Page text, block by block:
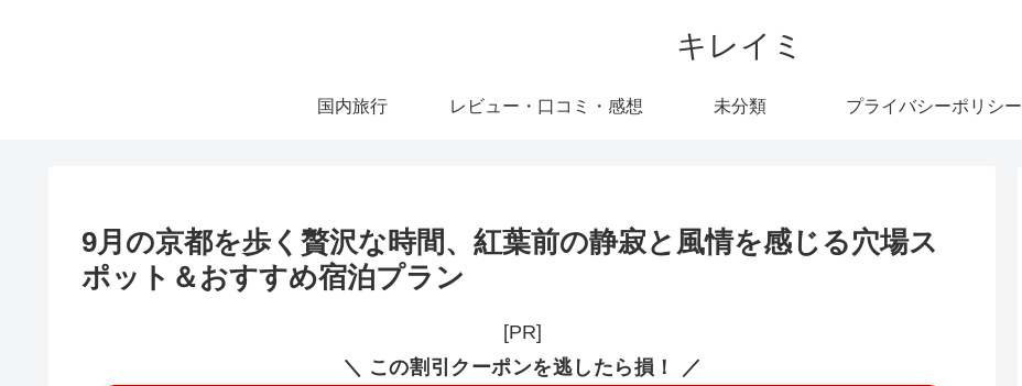
キレイミ
国内旅行 レビュー・口コミ・感想 未分類 プライバシーポリシー
9月の京都を歩く贅沢な時間、紅葉前の静寂と風情を感じる穴場ス
ポット＆おすすめ宿泊プラン
[PR]
＼ この割引クーポンを逃したら損！ ／